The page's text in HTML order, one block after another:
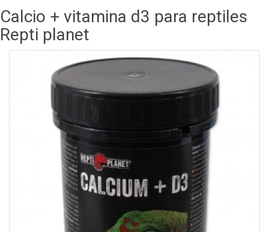
Calcio + vitamina d3 para reptiles
Repti planet